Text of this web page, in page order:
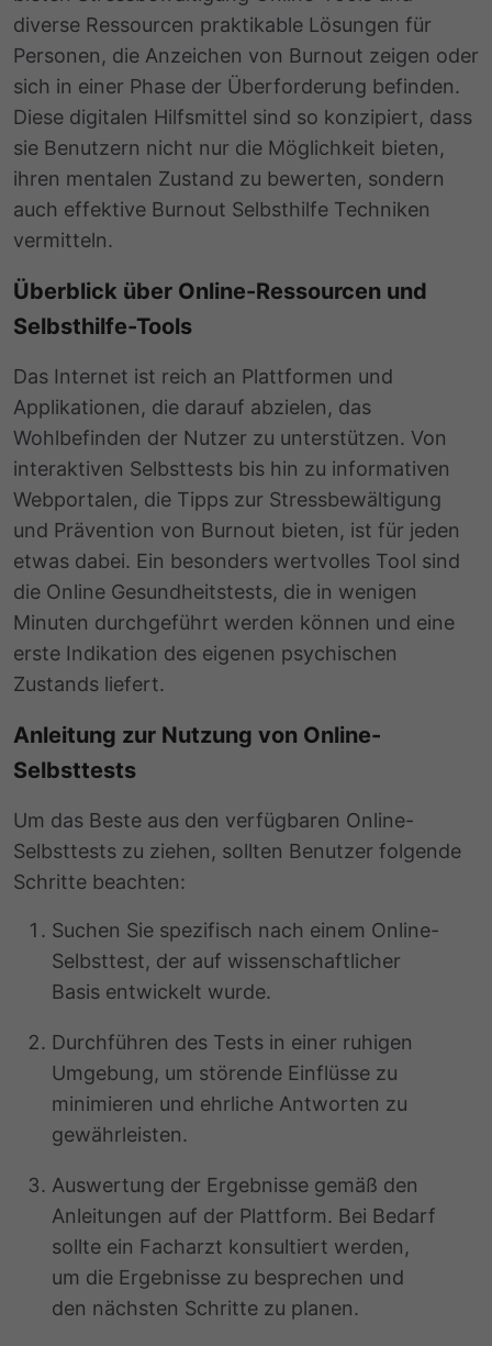
diverse Ressourcen praktikable Lösungen für
Personen, die Anzeichen von Burnout zeigen oder
sich in einer Phase der Überforderung befinden.
Diese digitalen Hilfsmittel sind so konzipiert, dass
sie Benutzern nicht nur die Möglichkeit bieten,
ihren mentalen Zustand zu bewerten, sondern
auch effektive Burnout Selbsthilfe Techniken
vermitteln.
Überblick über Online-Ressourcen und
Selbsthilfe-Tools
Das Internet ist reich an Plattformen und
Applikationen, die darauf abzielen, das
Wohlbefinden der Nutzer zu unterstützen. Von
interaktiven Selbsttests bis hin zu informativen
Webportalen, die Tipps zur Stressbewältigung
und Prävention von Burnout bieten, ist für jeden
etwas dabei. Ein besonders wertvolles Tool sind
die Online Gesundheitstests, die in wenigen
Minuten durchgeführt werden können und eine
erste Indikation des eigenen psychischen
Zustands liefert.
Anleitung zur Nutzung von Online-
Selbsttests
Um das Beste aus den verfügbaren Online-
Selbsttests zu ziehen, sollten Benutzer folgende
Schritte beachten:
Suchen Sie spezifisch nach einem Online-
Selbsttest, der auf wissenschaftlicher
Basis entwickelt wurde.
Durchführen des Tests in einer ruhigen
Umgebung, um störende Einflüsse zu
minimieren und ehrliche Antworten zu
gewährleisten.
Auswertung der Ergebnisse gemäß den
Anleitungen auf der Plattform. Bei Bedarf
sollte ein Facharzt konsultiert werden,
um die Ergebnisse zu besprechen und
den nächsten Schritte zu planen.